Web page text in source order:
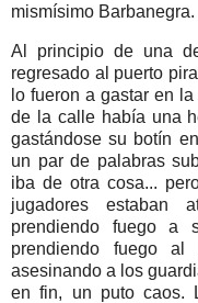
mismísimo Barbanegra.
Al principio de una
regresado al puerto
lo fueron a gastar en
de la calle había una
gastándose su botín
un par de palabras
iba de otra cosa...
jugadores estaban
prendiendo fuego a
prendiendo fuego al
asesinando a los
en fin, un puto caos.